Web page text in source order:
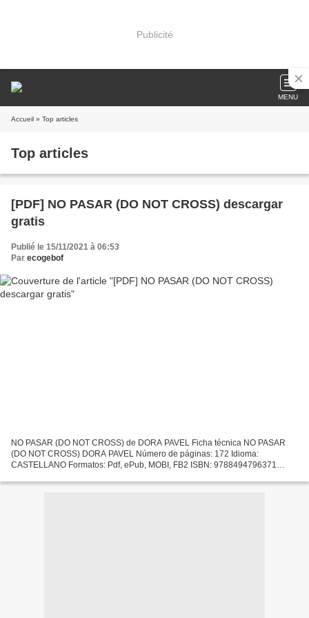
Publicité
MENU
Accueil » Top articles
Top articles
[PDF] NO PASAR (DO NOT CROSS) descargar
gratis
Publié le 15/11/2021 à 06:53
Par ecogebof
NO PASAR (DO NOT CROSS) de DORA PAVEL Ficha técnica NO PASAR
(DO NOT CROSS) DORA PAVEL Número de páginas: 172 Idioma:
CASTELLANO Formatos: Pdf, ePub, MOBI, FB2 ISBN: 9788494796371
Libro...